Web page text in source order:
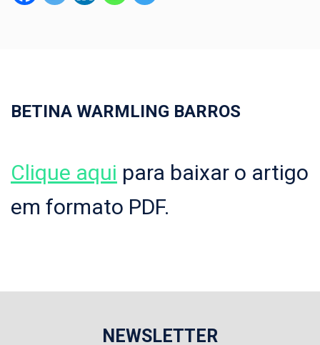
BETINA WARMLING BARROS
Clique aqui para baixar o artigo
em formato PDF.
NEWSLETTER